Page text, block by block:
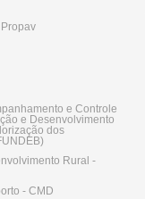
e Controle
e Desenvolvimento
dos
Rural -
- CMD